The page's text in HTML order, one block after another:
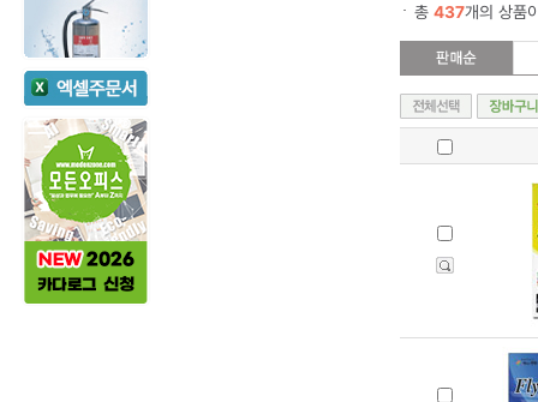
총 437개의 상품